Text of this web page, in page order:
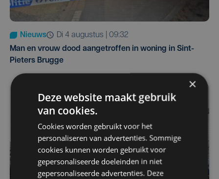
Nieuws
di 4 augustus | 09:32
Man en vrouw dood aangetroffen in woning in Sint-
Pieters Brugge
×
Deze website maakt gebruik
van cookies.
Cookies worden gebruikt voor het
personaliseren van advertenties. Sommige
cookies kunnen worden gebruikt voor
gepersonaliseerde doeleinden in niet
gepersonaliseerde advertenties. Deze